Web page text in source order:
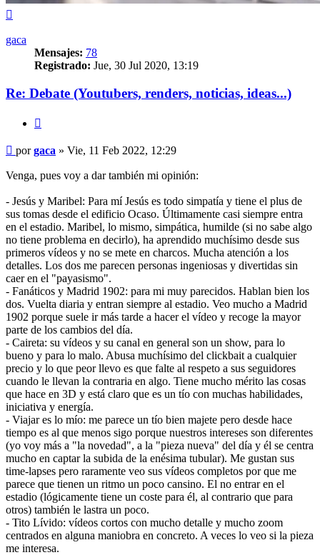
gaca
Mensajes: 78
Registrado: Jue, 30 Jul 2020, 13:19
Re: Debate (Youtubers, renders, noticias, ideas...)
Mensaje
porgaca » Vie, 11 Feb 2022, 12:29
Venga, pues voy a dar también mi opinión:
- Jesús y Maribel: Para mí Jesús es todo simpatía y tiene el plus de
sus tomas desde el edificio Ocaso. Últimamente casi siempre entra
en el estadio. Maribel, lo mismo, simpática, humilde (si no sabe algo
no tiene problema en decirlo), ha aprendido muchísimo desde sus
primeros vídeos y no se mete en charcos. Mucha atención a los
detalles. Los dos me parecen personas ingeniosas y divertidas sin
caer en el "payasismo".
- Fanáticos y Madrid 1902: para mi muy parecidos. Hablan bien los
dos. Vuelta diaria y entran siempre al estadio. Veo mucho a Madrid
1902 porque suele ir más tarde a hacer el vídeo y recoge la mayor
parte de los cambios del día.
- Caireta: su vídeos y su canal en general son un show, para lo
bueno y para lo malo. Abusa muchísimo del clickbait a cualquier
precio y lo que peor llevo es que falte al respeto a sus seguidores
cuando le llevan la contraria en algo. Tiene mucho mérito las cosas
que hace en 3D y está claro que es un tío con muchas habilidades,
iniciativa y energía.
- Viajar es lo mío: me parece un tío bien majete pero desde hace
tiempo es al que menos sigo porque nuestros intereses son diferentes
(yo voy más a "la novedad", a la "pieza nueva" del día y él se centra
mucho en captar la subida de la enésima tubular). Me gustan sus
time-lapses pero raramente veo sus vídeos completos por que me
parece que tienen un ritmo un poco cansino. El no entrar en el
estadio (lógicamente tiene un coste para él, al contrario que para
otros) también le lastra un poco.
- Tito Lívido: vídeos cortos con mucho detalle y mucho zoom
centrados en alguna maniobra en concreto. A veces lo veo si la pieza
me interesa.